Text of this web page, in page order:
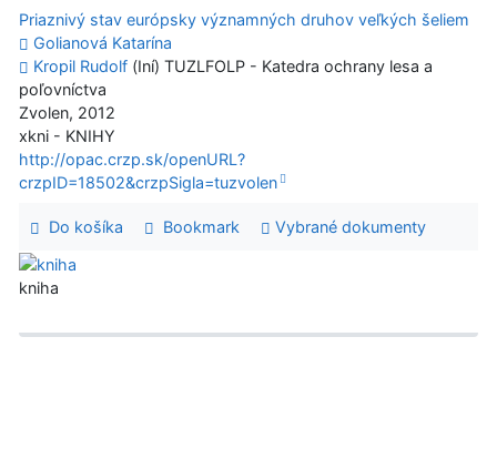
Priaznivý stav európsky významných druhov veľkých šeliem
Golianová Katarína
Kropil Rudolf (Iní) TUZLFOLP - Katedra ochrany lesa a
poľovníctva
Zvolen, 2012
xkni - KNIHY
http://opac.crzp.sk/openURL?
crzpID=18502&crzpSigla=tuzvolen
Do košíka Bookmark Vybrané dokumenty
kniha